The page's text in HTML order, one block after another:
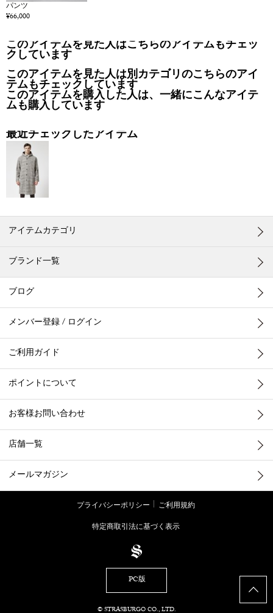
パンツ
¥66,000
このアイテムを見た人はこちらのアイテムもチェッ
クしています
このアイテムを見た人は別カテゴリのこちらのアイ
テムもチェックしています
このアイテムを購入した人は、一緒にこんなアイテ
ムも購入しています
最近チェックしたアイテム
アイテムカテゴリ
ブランド一覧
ブログ
メンバー登録 / ログイン
ご利用ガイド
ポイントについて
お客様お問い合わせ
店舗一覧
メールマガジン
プライバシーポリシー
ご利用規約
特定商取引法に基づく表示
PC版
© STRASBURGO CO., LTD.